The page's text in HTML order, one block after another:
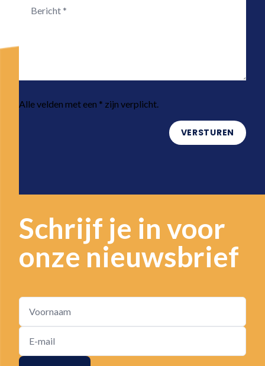
Alle velden met een * zijn verplicht.
VERSTUREN
Schrijf je in voor
onze nieuwsbrief